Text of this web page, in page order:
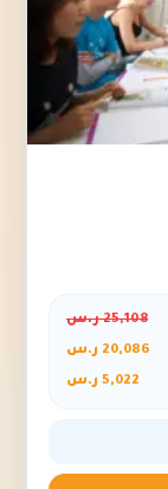
25,108 ر.س
20,086 ر.س
5,022 ر.س